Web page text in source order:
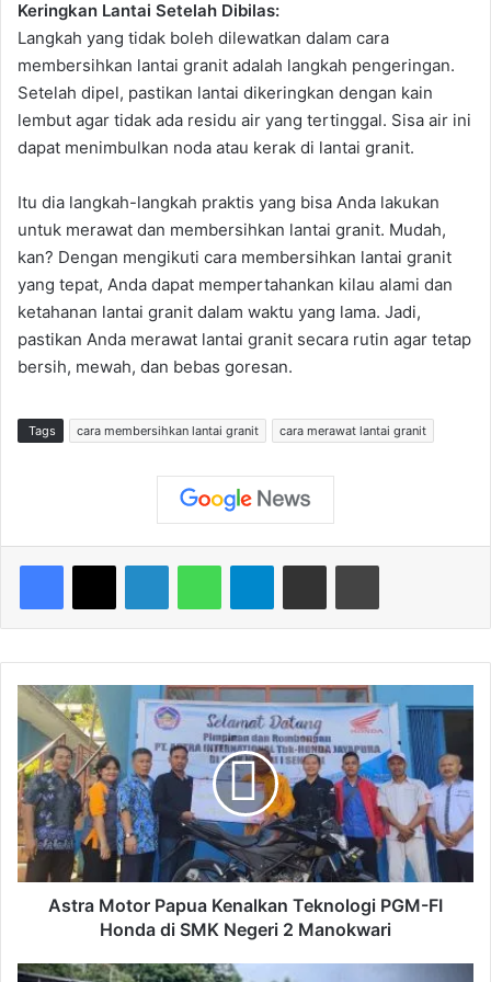
Keringkan Lantai Setelah Dibilas:
Langkah yang tidak boleh dilewatkan dalam cara
membersihkan lantai granit adalah langkah pengeringan.
Setelah dipel, pastikan lantai dikeringkan dengan kain
lembut agar tidak ada residu air yang tertinggal. Sisa air ini
dapat menimbulkan noda atau kerak di lantai granit.
Itu dia langkah-langkah praktis yang bisa Anda lakukan
untuk merawat dan membersihkan lantai granit. Mudah,
kan? Dengan mengikuti cara membersihkan lantai granit
yang tepat, Anda dapat mempertahankan kilau alami dan
ketahanan lantai granit dalam waktu yang lama. Jadi,
pastikan Anda merawat lantai granit secara rutin agar tetap
bersih, mewah, dan bebas goresan.
Tags cara membersihkan lantai granit cara merawat lantai granit
Telegram
A
s
r
a
M
o
t
o
p
Astra Motor Papua Kenalkan Teknologi PGM-FI
Honda di SMK Negeri 2 Manokwari
S